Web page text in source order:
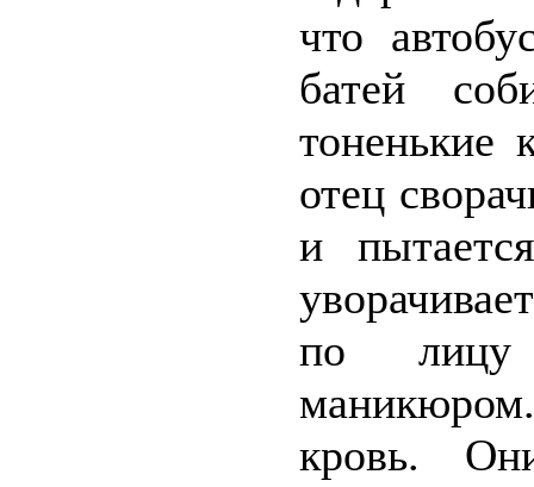
что
батей
тоненькие
отец
и
по лицу
кровь.